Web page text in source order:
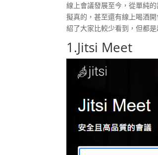
線上會議發展至今，從單純
擬真的，甚至還有線上喝酒
紹了大家比較少看到，但都
1.Jitsi Meet